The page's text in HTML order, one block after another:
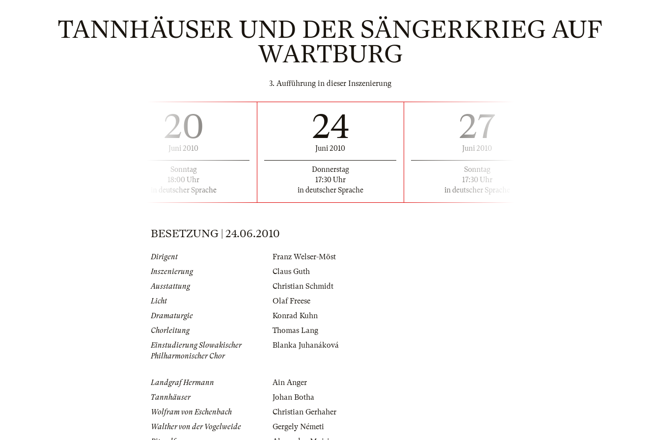
TANNHÄUSER UND DER SÄNGERKRIEG AUF
WARTBURG
3. Aufführung in dieser Inszenierung
20
Juni 2010
Sonntag
18:00 Uhr
in deutscher Sprache
24
Juni 2010
Donnerstag
17:30 Uhr
in deutscher Sprache
27
Juni 2010
Sonntag
17:30 Uhr
in deutscher Sprache
BESETZUNG | 24.06.2010
Dirigent
Franz Welser-Möst
Inszenierung
Claus Guth
Ausstattung
Christian Schmidt
Licht
Olaf Freese
Dramaturgie
Konrad Kuhn
Chorleitung
Thomas Lang
Einstudierung Slowakischer
Philharmonischer Chor
Blanka Juhanáková
Landgraf Hermann
Ain Anger
Tannhäuser
Johan Botha
Wolfram von Eschenbach
Christian Gerhaher
Walther von der Vogelweide
Gergely Németi